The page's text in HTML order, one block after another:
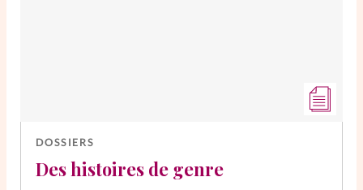
DOSSIERS
Des histoires de genre